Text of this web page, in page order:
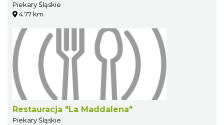
Piekary Śląskie
4.77 km
Restauracja "La Maddalena"
Piekary Śląskie